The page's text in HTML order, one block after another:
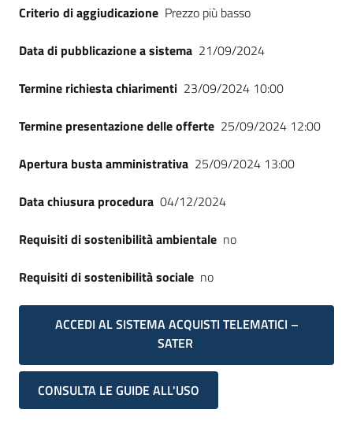
Criterio di aggiudicazione Prezzo più basso
Data di pubblicazione a sistema 21/09/2024
Termine richiesta chiarimenti 23/09/2024 10:00
Termine presentazione delle offerte 25/09/2024 12:00
Apertura busta amministrativa 25/09/2024 13:00
Data chiusura procedura 04/12/2024
Requisiti di sostenibilità ambientale no
Requisiti di sostenibilità sociale no
ACCEDI AL SISTEMA ACQUISTI TELEMATICI –
SATER
CONSULTA LE GUIDE ALL'USO